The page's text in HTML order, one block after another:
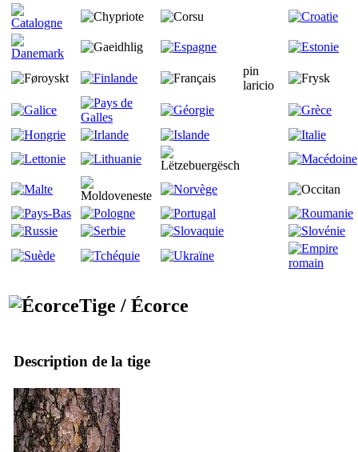
pin
laricio
Tige / Écorce
Description de la tige